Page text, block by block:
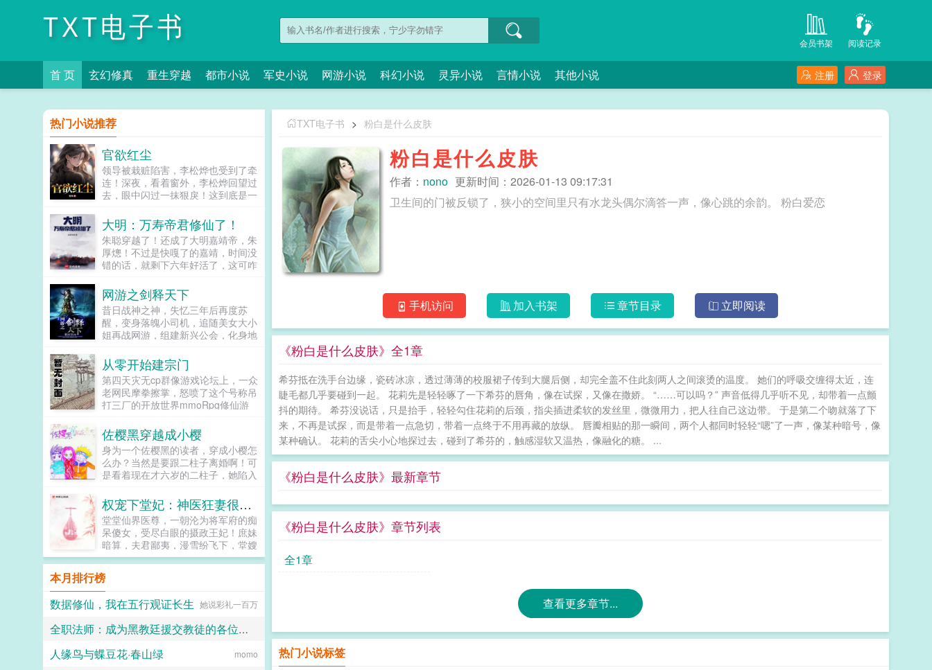
TXT电子书 阅读记录
会员书架
首 页 玄幻修真 重生穿越 都市小说 军史小说 网游小说 科幻小说 灵异小说 言情小说 其他小说 登录
注册
TXT电子书 > 粉白是什么皮肤
粉白是什么皮肤
作者： nono 更新时间：2026-01-13 09:17:31
卫生间的门被反锁了，狭小的空间里只有水龙头偶尔滴答一声，像心跳的余韵。 粉白爱恋
手机访问 加入书架 章节目录 立即阅读
《粉白是什么皮肤》全1章
希芬抵在洗手台边缘，瓷砖冰凉，透过薄薄的校服裙子传到大腿后侧，却完全盖不住此刻两人之间滚烫的温度。 她们的呼吸交缠得太近，连
睫毛都几乎要碰到一起。 花莉先是轻轻啄了一下希芬的唇角，像在试探，又像在撒娇。 “……可以吗？” 声音低得几乎听不见，却带着一点颤
抖的期待。 希芬没说话，只是抬手，轻轻勾住花莉的后颈，指尖插进柔软的发丝里，微微用力，把人往自己这边带。 于是第二个吻就落了下
来，不再是试探，而是带着一点急切，带着一点终于不用再藏的放纵。 唇瓣相贴的那一瞬间，两个人都同时轻轻“嗯”了一声，像某种暗号，像
某种确认。 花莉的舌尖小心地探过去，碰到了希芬的，触感湿软又温热，像融化的糖。 ...
《粉白是什么皮肤》最新章节
《粉白是什么皮肤》章节列表
全1章
查看更多章节...
热门小说标签
热门小说推荐
官欲红尘
领导被栽赃陷害，李松烨也受到了牵
连！深夜，看着窗外，李松烨回望过
去，眼中闪过一抹狠戾！这到底是一
涡！...
大明：万寿帝君修仙了！
朱聪穿越了！还成了大明嘉靖帝，朱
厚熜！不过是快嘎了的嘉靖，时间没
错的话，就剩下六年好活了，这可咋
不已的时候，却发现自己可以进入一
方修仙世界于是，一个穿梭两界，修
仙的嘉靖诞生了！一个崭新的大明，
也将在真正的万寿帝君手中，成为闪
耀寰宇的伟大仙朝！...
网游之剑释天下
昔日战神之神，失忆三年后再度苏
醒，变身落魄小司机，追随美女大小
姐再战网游，组建新兴公会，化身地
者归来…...
从零开始建宗门
第四天灾无cp群像游戏论坛上，一众
老网民摩拳擦掌，怒喷了这个号称吊
打三厂的开放世界mmoRpg修仙游
它比起来还真特么是弟弟！那波澜壮
阔的异世天地，海内十洲海外三岛，
宏大到令人头晕目眩的地图。瑰丽的
仙侠神话，神仙鬼怪异兽妖魔还有一
个饱含无数玩家心血从零建立起来的
门为什么号称天下第一修仙宗门啊？
可能因为人多？重开二周目的方羡鱼
面带慈祥地看着一众自我pua能力良
好的韭菜（划掉）玩家，心满意足，
决定带着玩家在修仙界开始乱杀。小
萌新看了眼实时在线人数5oo万，迷
茫地挠了挠头。你管一个至少五百万
人的组织叫修仙宗门？书友群
974199522（群里有角色表可以填
佐樱黑穿越成小樱
身为一个佐樱黑的读者，穿成小樱怎
么办？当然是要跟二柱子离婚啊！可
是看着现在才六岁的二柱子，她陷入
死，然后被岸本的亲爹满门抄斩。还
是先转头去按着主角跟他结婚，省略
你追我逃好几百集祸害整个忍界的剧
情，提前进入你我他都幸福的大结
局？啊，好纠结。叮，你的系统已经
到账。什么系统？是一拳崩碎忍界，
还是抬脚吊打斑柱大筒木？或者能回
家了？亲亲，我是一款专注推进佐樱
感情的恋爱系统哦。滚球吧你个邪
教，她就是饿死了，被人打死了，都
绝对不可能再吃佐樱这一口饭。那，
要不一起她！...
权宠下堂妃：神医狂妻很嚣张
堂堂仙界医尊，一朝沦为将军府的痴
呆傻女，受尽白眼的摄政王妃！庶妹
暗算，夫君鄙夷，漫雪纷飞下，堂嫂
更是害她一尸三命！重生归来，她记
忆全复，一双素手，医死人肉白骨。
两袖轻挥，整个京城为之颤抖。誓要
让欺她辱她之人，付出惨痛代价！传
说，她嫁给摄政王，是她八辈子修来
一封，从此我们再无瓜葛，我走我的
线，休怪我不客气！摄政王赶紧扶着
本月排行榜
数据修仙，我在五行观证长生 她说彩礼一百万
全职法师：成为黑教廷援交教徒的各位婊子
小磊子
人缘鸟与蝶豆花·春山绿 momo